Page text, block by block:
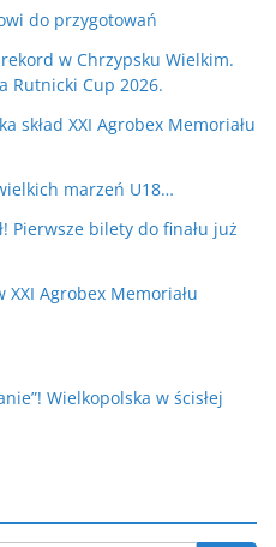
do przygotowań
w Chrzypsku Wielkim.
Rutnicki Cup 2026.
skład XXI Agrobex Memoriału
marzeń U18…
Pierwsze bilety do finału już
Agrobex Memoriału
Wielkopolska w ścisłej